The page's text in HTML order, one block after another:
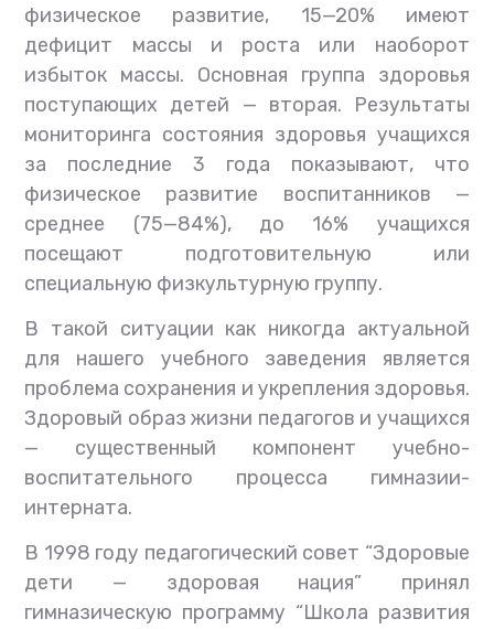
физическое развитие, 15—20% имеют
дефицит массы и роста или наоборот
избыток массы. Основная группа здоровья
поступающих детей — вторая. Результаты
мониторинга состояния здоровья учащихся
за последние 3 года показывают, что
физическое развитие воспитанников —
среднее (75—84%), до 16% учащихся
посещают подготовительную или
специальную физкультурную группу.
В такой ситуации как никогда актуальной
для нашего учебного заведения является
проблема сохранения и укрепления здоровья.
Здоровый образ жизни педагогов и учащихся
— существенный компонент учебно-
воспитательного процесса гимназии-
интерната.
В 1998 году педагогический совет “Здоровые
дети — здоровая нация” принял
гимназическую программу “Школа развития